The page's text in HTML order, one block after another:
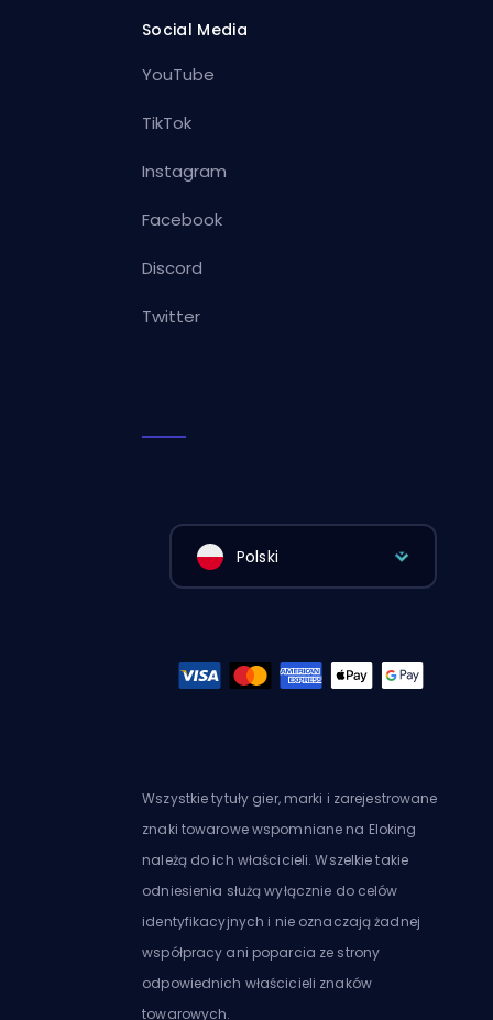
Social Media
YouTube
TikTok
Instagram
Facebook
Discord
Twitter
Polski
Wszystkie tytuły gier, marki i zarejestrowane
znaki towarowe wspomniane na Eloking
należą do ich właścicieli. Wszelkie takie
odniesienia służą wyłącznie do celów
identyfikacyjnych i nie oznaczają żadnej
współpracy ani poparcia ze strony
odpowiednich właścicieli znaków
towarowych.